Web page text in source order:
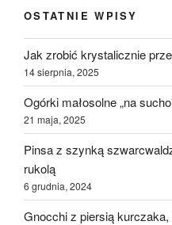
OSTATNIE WPISY
Jak zrobić krystalicznie
14 sierpnia, 2025
Ogórki małosolne „na
21 maja, 2025
Pinsa z szynką
rukolą
6 grudnia, 2024
Gnocchi z piersią